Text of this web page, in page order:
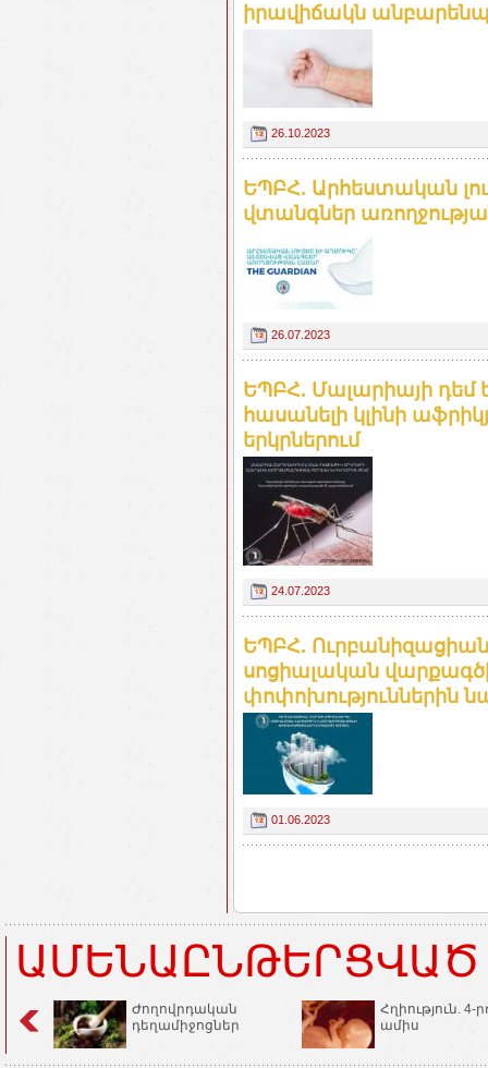
իրավիճակն
26.10.2023
ԵՊԲՀ. Արհեստական
վտանգներ
26.07.2023
ԵՊԲՀ. Մալարիայի
հասանելի կլինի
երկրներում
24.07.2023
ԵՊԲՀ.
սոցիալական
փոփոխություններին
01.06.2023
Ժողովրդական
դեղամիջոցներ
Հղիություն. 4-
ամիս